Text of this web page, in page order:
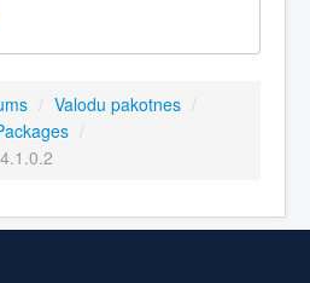
/ Valodu pakotnes /
/
4.1.0.2